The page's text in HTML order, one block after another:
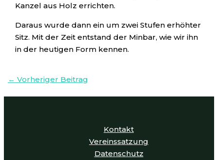
Kanzel aus Holz errichten.
Daraus wurde dann ein um zwei Stufen erhöhter
Sitz. Mit der Zeit entstand der Minbar, wie wir ihn
in der heutigen Form kennen.
← Vorheriger Beitrag
Kontakt
Vereinssatzung
Datenschutz